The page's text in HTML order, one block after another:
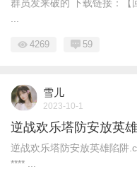
群员发来破的 下载链接：【
4269 59
雪儿
2023-10-1
逆战欢乐塔防安放英
逆战欢乐塔防安放英雄陷阱
**** ...